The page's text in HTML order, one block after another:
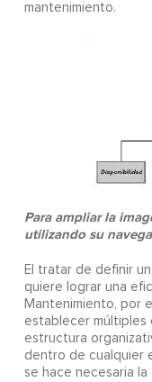
mantenimiento.
Para ampliar la
utilizando su
El tratar de definir
quiere lograr una
Mantenimiento, por
establecer múltiples
estructura
dentro de cualquier
se hace necesaria